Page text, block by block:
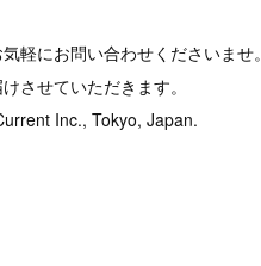
軽にお問い合わせくださいませ。
させていただきます。
Inc., Tokyo, Japan.